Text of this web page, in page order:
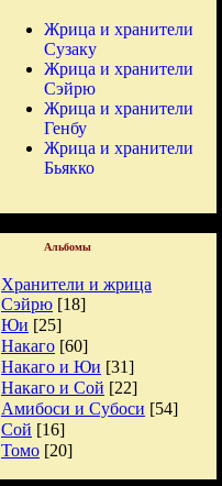
Жрица и хранители
Сузаку
Жрица и хранители
Сэйрю
Жрица и хранители
Генбу
Жрица и хранители
Бьякко
Альбомы
Хранители и жрица
Сэйрю [18]
Юи [25]
Накаго [60]
Накаго и Юи [31]
Накаго и Сой [22]
Амибоси и Субоси [54]
Сой [16]
Томо [20]